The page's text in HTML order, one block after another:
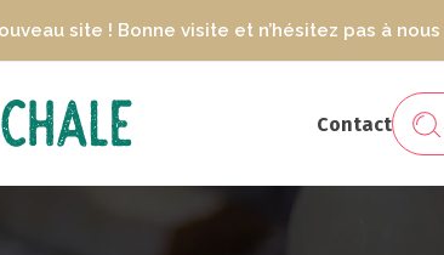
site ! Bonne visite et n’hésitez pas à nous
Contactde